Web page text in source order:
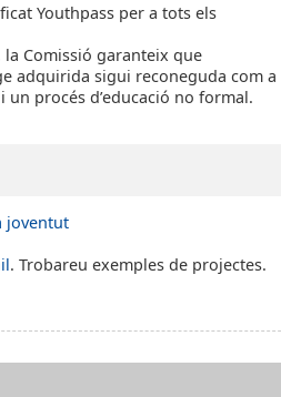
Youthpass per a tots els
la Comissió garanteix que
adquirida sigui reconeguda com a
un procés d’educació no formal.
joventut
. Trobareu exemples de projectes.